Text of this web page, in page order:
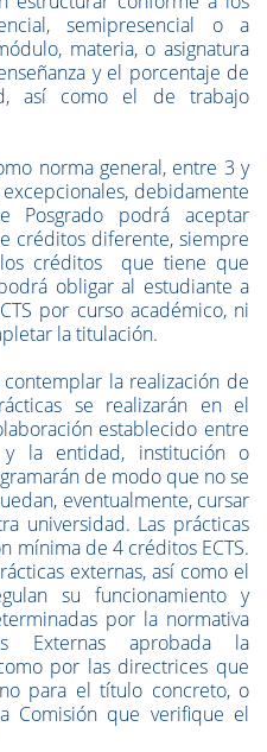
semipresencial o a
materia, o asignatura
y el porcentaje de
así como el de trabajo
norma general, entre 3 y
debidamente
Posgrado podrá aceptar
créditos diferente, siempre
créditos que tiene que
obligar al estudiante a
por curso académico, ni
la titulación.
la realización de
se realizarán en el
establecido entre
la entidad, institución o
de modo que no se
eventualmente, cursar
universidad. Las prácticas
mínima de 4 créditos ECTS.
externas, así como el
su funcionamiento y
por la normativa
Externas aprobada la
por las directrices que
para el título concreto, o
Comisión que verifique el